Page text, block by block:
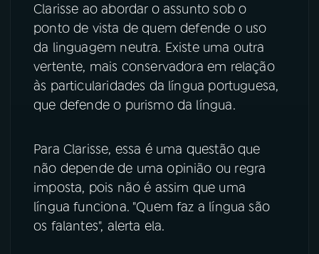
Clarisse ao abordar o assunto sob o
ponto de vista de quem defende o uso
da linguagem neutra. Existe uma outra
vertente, mais conservadora em relação
às particularidades da língua portuguesa,
que defende o purismo da língua.
Para Clarisse, essa é uma questão que
não depende de uma opinião ou regra
imposta, pois não é assim que uma
língua funciona. "Quem faz a língua são
os falantes", alerta ela.